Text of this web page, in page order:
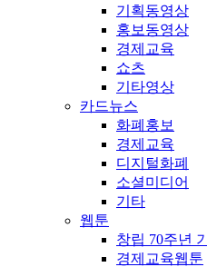
기획동영상
홍보동영상
경제교육
쇼츠
기타영상
카드뉴스
화폐홍보
경제교육
디지털화폐
소셜미디어
기타
웹툰
창립 70주년
경제교육웹툰